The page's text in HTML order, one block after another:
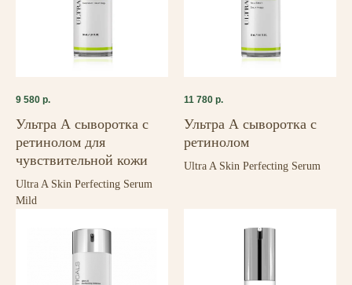
9 580 р.
Ультра А сыворотка с
ретинолом для
чувствительной кожи
Ultra A Skin Perfecting Serum
Mild
11 780 р.
Ультра А сыворотка с
ретинолом
Ultra A Skin Perfecting Serum